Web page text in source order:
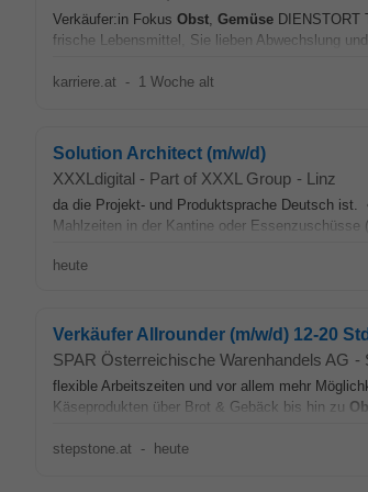
Verkäufer:in Fokus Obst, Gemüse DIENSTORT
frische Lebensmittel, Sie lieben Abwechslung
karriere.at - 1 Woche alt
Solution Architect (m/w/d)
XXXLdigital - Part of XXXL Group - Linz
da die Projekt- und Produktsprache Deutsch
Mahlzeiten in der Kantine oder Essenzuschüsse
heute
Verkäufer Allrounder (m/w/d) 12-20
SPAR Österreichische Warenhandels AG -
flexible Arbeitszeiten und vor allem mehr
Käseprodukten über Brot & Gebäck bis hin zu
stepstone.at - heute